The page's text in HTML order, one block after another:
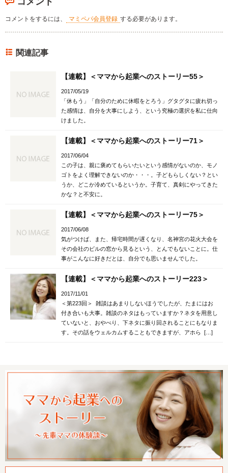
コメントをするには、 マミペパ会員登録 する必要があります。
関連記事
【連載】＜ママから起業へのストーリー55＞
2017/05/19
「休もう」「自分のために休暇をとろう」グタグタに疲れ切っ
た感情は、自分を大事にしよう、という究極の選択を私に仕向
けました。
【連載】＜ママから起業へのストーリー71＞
2017/06/04
この子は、親に褒めてもらいたいという感情がないのか、モノ
ゴトをよく理解できないのか・・・。子どもらしくない？とい
うか、どこか冷めているというか。子育て、真剣にやってきた
かな？と不安に。
【連載】＜ママから起業へのストーリー75＞
2017/06/08
気がつけば、また、帰宅時間が遅くなり、名神宮の花火大会を
その会社のビルの窓から見るという、とんでもないことに。仕
事がこんなに好きだとは、自分でも思いませんでした。
【連載】＜ママから起業へのストーリー223＞
2017/11/01
＜第223回＞ 雑談はあまりしないほうでしたが、たまにはお
付き合いも大事。雑談のネタはもっていますか？ネタを用意し
ていないと、おやべり、下ネタに振り回されることにもなりま
す。その話をウェルカムすることもできますが、アホら […]